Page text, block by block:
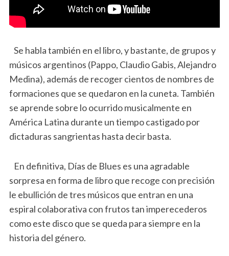
Se habla también en el libro, y bastante, de grupos y
músicos argentinos (Pappo, Claudio Gabis, Alejandro
Medina), además de recoger cientos de nombres de
formaciones que se quedaron en la cuneta. También
se aprende sobre lo ocurrido musicalmente en
América Latina durante un tiempo castigado por
dictaduras sangrientas hasta decir basta.
En definitiva, Días de Blues es una agradable
sorpresa en forma de libro que recoge con precisión
le ebullición de tres músicos que entran en una
espiral colaborativa con frutos tan imperecederos
como este disco que se queda para siempre en la
historia del género.